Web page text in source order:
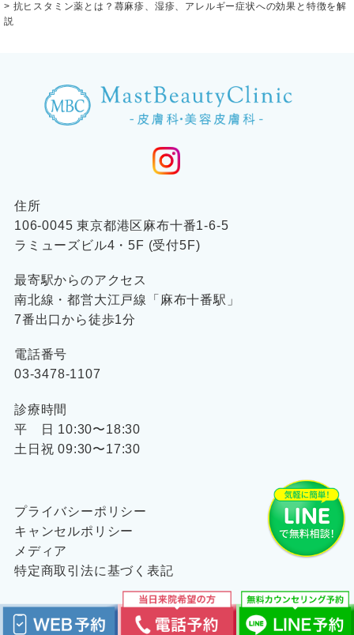
> 抗ヒスタミン薬とは？蕁麻疹、湿疹、アレルギー症状への効果と特徴を解
説
住所
106-0045 東京都港区麻布十番1-6-5
ラミューズビル4・5F (受付5F)
最寄駅からのアクセス
南北線・都営大江戸線「麻布十番駅」
7番出口から徒歩1分
電話番号
03-3478-1107
診療時間
平 日 10:30〜18:30
土日祝 09:30〜17:30
プライバシーポリシー
キャンセルポリシー
メディア
特定商取引法に基づく表記
©MBC・麻布十番(皮膚科・美容皮膚科)All Rights Reserved.